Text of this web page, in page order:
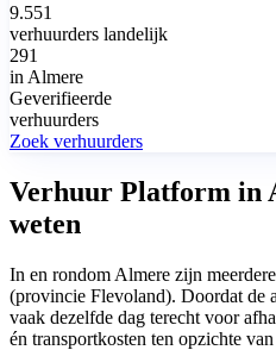
9.551
verhuurders landelijk
291
in Almere
Geverifieerde
verhuurders
Zoek verhuurders
Verhuur Platform in
weten
In en rondom Almere zijn
(provincie Flevoland). Doordat de
vaak dezelfde dag terecht voor
én transportkosten ten opzichte